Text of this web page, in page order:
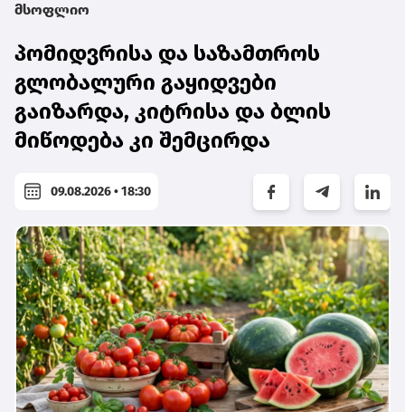
მსოფლიო
პომიდვრისა და საზამთროს
გლობალური გაყიდვები
გაიზარდა, კიტრისა და ბლის
მიწოდება კი შემცირდა
09.08.2026 • 18:30